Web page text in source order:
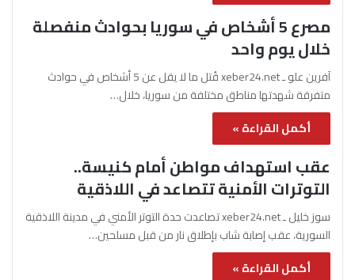
مصرع 5 أشخاص في سوريا بحوادث منفصلة
خلال يوم واحد
آفرين علو ـ xeber24.net قُتل ما لا يقل عن 5 أشخاص في حوادث
متفرقة شهدتها مناطق مختلفة من سوريا، خلال…
أكمل القراءة »
عقب استهداف مواطن أمام كنيسة..
التوترات الأمنية تتصاعد في اللاذقية
سوز خليل ـ xeber24.net تصاعدت حدة التوتر الأمني في مدينة اللاذقية
السورية، عقب إصابة شاب بإطلاق نار من قبل مسلحين…
أكمل القراءة »